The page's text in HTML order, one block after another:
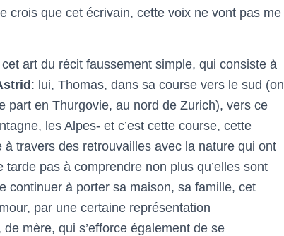
crois que cet écrivain, cette voix ne vont pas me
art du récit faussement simple, qui consiste à
: lui, Thomas, dans sa course vers le sud (on
part en Thurgovie, au nord de Zurich), vers ce
les Alpes- et c’est cette course, cette
travers des retrouvailles avec la nature qui ont
pas à comprendre non plus qu’elles sont
continuer à porter sa maison, sa famille, cet
par une certaine représentation
mère, qui s’efforce également de se